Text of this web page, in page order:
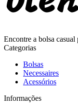
Encontre a bolsa
Categorias
Bolsas
Necessaires
Acessórios
Informações